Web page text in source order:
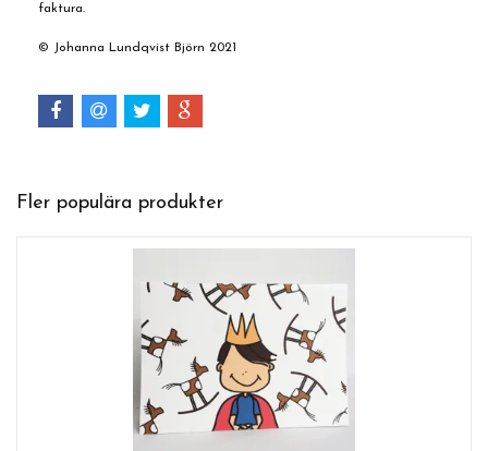
faktura.
© Johanna Lundqvist Björn 2021
Fler populära produkter